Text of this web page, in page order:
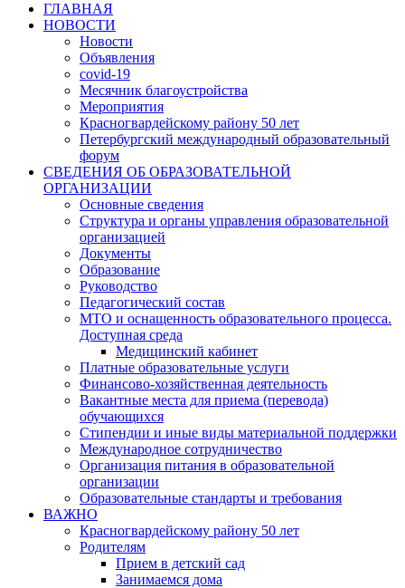
ГЛАВНАЯ
НОВОСТИ
Новости
Объявления
covid-19
Месячник благоустройства
Мероприятия
Красногвардейскому району 50 лет
Петербургский международный образовательный
форум
СВЕДЕНИЯ ОБ ОБРАЗОВАТЕЛЬНОЙ
ОРГАНИЗАЦИИ
Основные сведения
Структура и органы управления образовательной
организацией
Документы
Образование
Руководство
Педагогический состав
МТО и оснащенность образовательного процесса.
Доступная среда
Медицинский кабинет
Платные образовательные услуги
Финансово-хозяйственная деятельность
Вакантные места для приема (перевода)
обучающихся
Стипендии и иные виды материальной поддержки
Международное сотрудничество
Организация питания в образовательной
организации
Образовательные стандарты и требования
ВАЖНО
Красногвардейскому району 50 лет
Родителям
Прием в детский сад
Занимаемся дома